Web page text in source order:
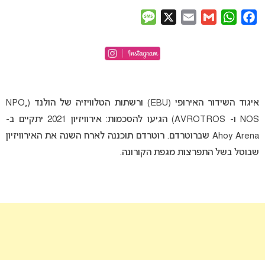
Facebook
WhatsApp
Gmail
Email
איגוד השידור האירופי (EBU) ורשתות הטלוויזיה של הולנד (NPO,
NOS ו- AVROTROS) הגיעו להסכמות: אירוויזיון 2021 יתקיים ב-
Ahoy Arena שברוטרדם. רוטרדם תוכננה לארח השנה את האירוויזיון
שבוטל בשל התפרצות מגפת הקורונה.